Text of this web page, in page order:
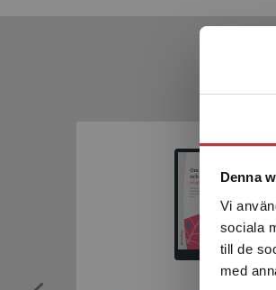
Denna
Vi
sociala
till de
med